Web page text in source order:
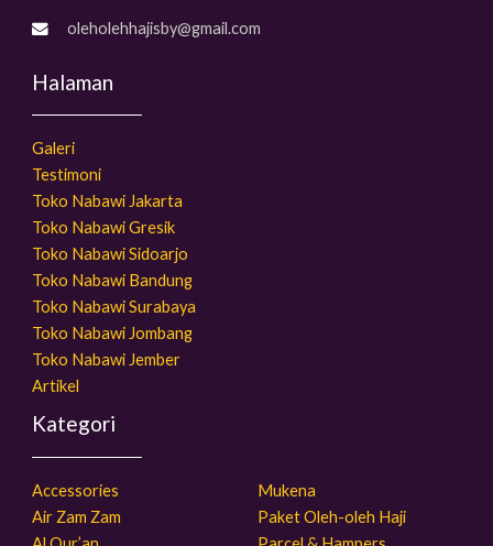
oleholehhajisby@gmail.com
Halaman
Galeri
Testimoni
Toko Nabawi Jakarta
Toko Nabawi Gresik
Toko Nabawi Sidoarjo
Toko Nabawi Bandung
Toko Nabawi Surabaya
Toko Nabawi Jombang
Toko Nabawi Jember
Artikel
Kategori
Accessories
Air Zam Zam
Mukena
Paket Oleh-oleh Haji